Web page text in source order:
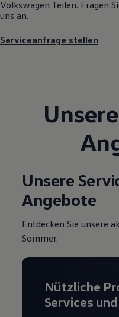
Schutz und
Updates
Über Ihr Auto
Digitale
Live
Magazin
Transport
Volkswagen
Volkswagen Teilen. Fragen
uns an.
Serviceanfrage stellen
Unsere
Angebote
Entdecken Sie unsere
Sommer.
Nützliche
Services